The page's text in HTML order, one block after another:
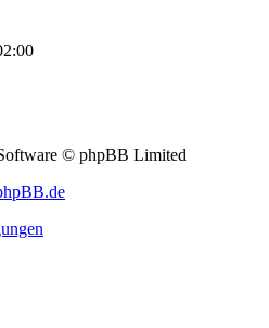
© phpBB Limited